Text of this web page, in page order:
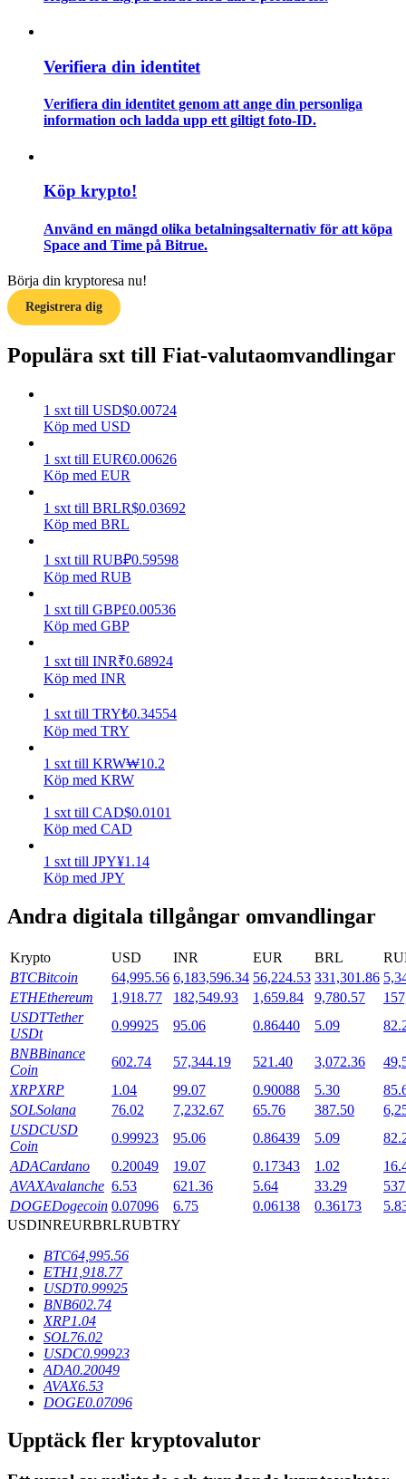
Handelsstrategier
Tjäna
Power Piggy
Tjäna konkurrenskraftiga belöningar dagligen
Hög avkastning och omedelbar tillgång
Launchpool
BTR-låsningar
Exklusiva investeringar för BTR-innehavare
Lån
Kryptostödd lånetjänst
Verifiera din identitet
Verifiera din identitet genom att ange din personliga
information och ladda upp ett giltigt foto-ID.
Köp krypto!
Använd en mängd olika betalningsalternativ för att köpa
Space and Time på Bitrue.
Börja din kryptoresa nu!
Registrera dig
Populära sxt till Fiat-valutaomvandlingar
1 sxt till USD$0.00724
Köp med USD
1 sxt till EUR€0.00626
Köp med EUR
1 sxt till BRLR$0.03692
Köp med BRL
1 sxt till RUB₽0.59598
Köp med RUB
1 sxt till GBP£0.00536
Köp med GBP
1 sxt till INR₹0.68924
Köp med INR
1 sxt till TRY₺0.34554
Köp med TRY
1 sxt till KRW₩10.2
Köp med KRW
1 sxt till CAD$0.0101
Köp med CAD
1 sxt till JPY¥1.14
Köp med JPY
Andra digitala tillgångar omvandlingar
Krypto USD INR EUR BRL
BTCBitcoin 64,995.56 6,183,596.34 56,224.53 331,301.86
ETHEthereum 1,918.77 182,549.93 1,659.84 9,780.57
USDTTether
USDt
0.99925 95.06 0.86440 5.09
BNBBinance
Coin
602.74 57,344.19 521.40 3,072.36
XRPXRP 1.04 99.07 0.90088 5.30
SOLSolana 76.02 7,232.67 65.76 387.50
USDCUSD
Coin
0.99923 95.06 0.86439 5.09
ADACardano 0.20049 19.07 0.17343 1.02
AVAXAvalanche 6.53 621.36 5.64 33.29
DOGEDogecoin 0.07096 6.75 0.06138 0.36173
USDINREURBRLRUBTRY
BTC64,995.56
ETH1,918.77
USDT0.99925
BNB602.74
XRP1.04
SOL76.02
USDC0.99923
ADA0.20049
AVAX6.53
DOGE0.07096
Upptäck fler kryptovalutor